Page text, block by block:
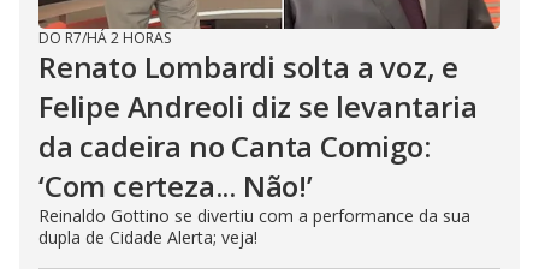
DO R7/HÁ 2 HORAS
Renato Lombardi solta a voz, e
Felipe Andreoli diz se levantaria
da cadeira no Canta Comigo:
‘Com certeza... Não!’
Reinaldo Gottino se divertiu com a performance da sua
dupla de Cidade Alerta; veja!